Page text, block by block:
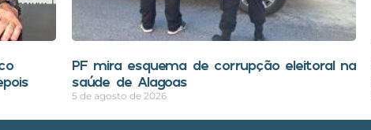
PF mira esquema de corrupção eleitoral na
saúde de Alagoas
5 de agosto de 2026